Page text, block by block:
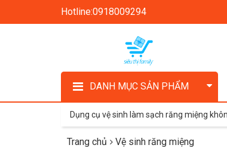
Hotline:0918009294
DANH MỤC SẢN PHẨM
Dụng cụ vệ sinh làm sạch răng miệng
Trang chủ
Vệ sinh răng miệng